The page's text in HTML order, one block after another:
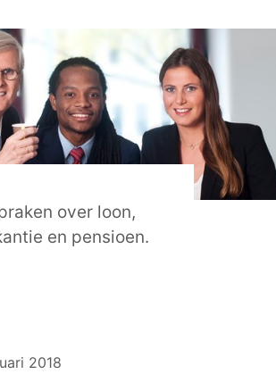
over loon,
en pensioen.
2018